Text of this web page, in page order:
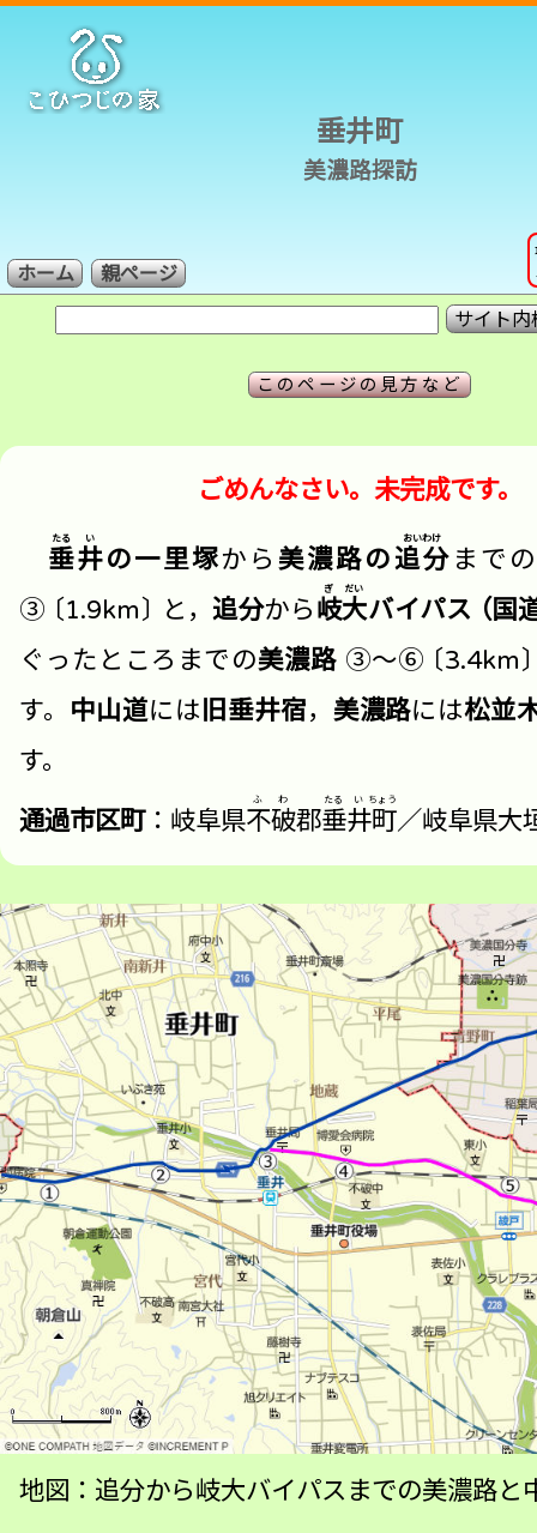
垂井町
美濃路探訪
ホーム 親ページ
このページの見方など
ごめんなさい。未完成です。
垂井の一里塚から美濃路の追分 までの
③〔1.9km〕と ，追分から岐大バイパス（国
ぐったところまでの美濃路③～⑥〔3.4km
す。 中山道には 旧垂井宿， 美濃路には松並
す。
通過市区町：岐阜県不破郡垂井町／岐阜県大
地図：追分から岐大バイパスまでの美濃路と